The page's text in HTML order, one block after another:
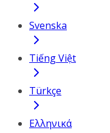
Svenska
Tiếng Việt
Türkçe
Ελληνικά